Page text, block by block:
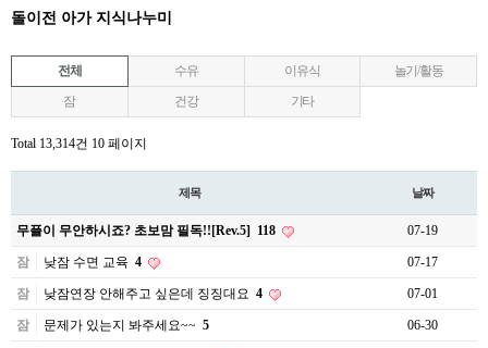
돌이전 아가 지식나누미
전체 수유 이유식
놀기/활동
잠
건강 기타
Total 13,314건 10 페이지
제목 날짜
무플이 무안하시죠? 초보맘 필독!![Rev.5] 118 07-19
잠 낮잠 수면 교육 4 07-17
잠 낮잠연장 안해주고 싶은데 징징대요 4 07-01
잠 문제가 있는지 봐주세요~~ 5 06-30